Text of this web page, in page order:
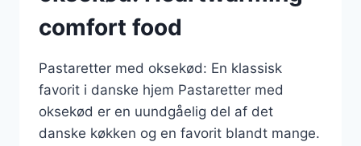
comfort food
Pastaretter med oksekød: En klassisk
favorit i danske hjem Pastaretter med
oksekød er en uundgåelig del af det
danske køkken og en favorit blandt mange.